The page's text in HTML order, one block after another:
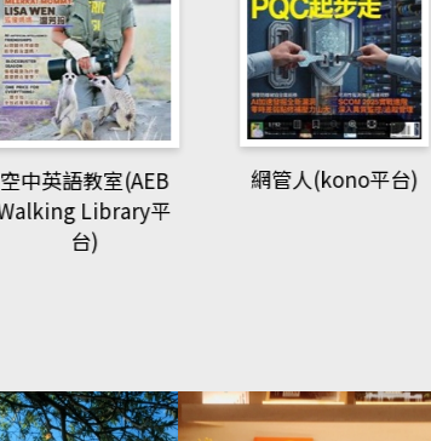
網管人(kono平台) Developmetal cell